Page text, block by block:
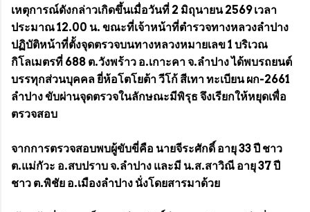
เหตุการณ์ดังกล่าวเกิดขึ้นเมื่อวันที่ 2 มิถุนายน 2569 เวลา
ประมาณ 12.00 น. ขณะที่เจ้าหน้าที่ตำรวจทางหลวงลำปาง
ปฏิบัติหน้าที่ตั้งจุดตรวจบนทางหลวงหมายเลข 1 บริเวณ
กิโลเมตรที่ 688 ต.วังพร้าว อ.เกาะคา จ.ลำปาง ได้พบรถยนต์
บรรทุกส่วนบุคคล ยี่ห้อโตโยต้า วีโก้ สีเทา ทะเบียน ผก-2661
ลำปาง ขับผ่านจุดตรวจในลักษณะมีพิรุธ จึงเรียกให้หยุดเพื่อ
ตรวจสอบ
จากการตรวจสอบพบผู้ขับขี่คือ นายจีระศักดิ์ อายุ 33 ปี ชาว
ต.แม่กัวะ อ.สบปราบ จ.ลำปาง และมี น.ส.สาวิณี อายุ 37 ปี
ชาว ต.พิชัย อ.เมืองลำปาง นั่งโดยสารมาด้วย